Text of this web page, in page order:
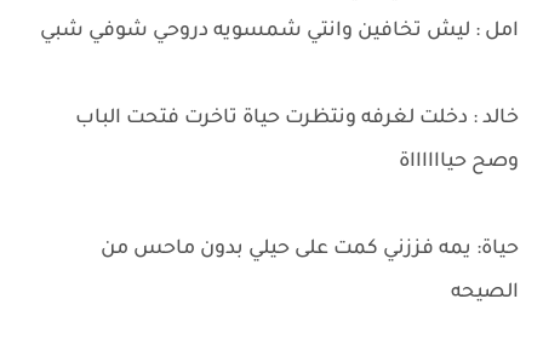
امل : ليش تخافين وانتي شمسويه دروحي شوفي شبي
خالد : دخلت لغرفه ونتظرت حياة تاخرت فتحت الباب
وصح حيااااااة
حياة: يمه فززني كمت على حيلي بدون ماحس من
الصيحه